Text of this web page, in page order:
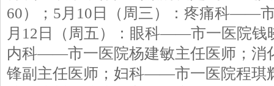
60）；5月10日（周三）：疼痛科――
月12日（周五）：眼科――市一医院钱
内科――市一医院杨建敏主任医师；
锋副主任医师；妇科――市一医院程